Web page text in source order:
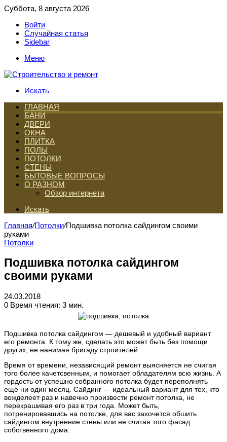
Суббота, 8 августа 2026
Войти
Случайная статья
Sidebar
Меню
Искать
ГЛАВНАЯ
БАНИ
ДВЕРИ
ОКНА
ПЛИТКА
ПОЛЫ
ПОТОЛКИ
СТЕНЫ
БЫТОВЫЕ ВОПРОСЫ
О РАЗНОМ
Обзор интернета
Искать
Главная/Потолки/Подшивка потолка сайдингом своими
руками
Потолки
Подшивка потолка сайдингом
своими руками
24.03.2018
0 Время чтения: 3 мин.
Подшивка потолка сайдингом — дешевый и удобный вариант
его ремонта. К тому же, сделать это может быть без помощи
других, не нанимая бригаду строителей.
Время от времени, независящий ремонт выясняется не считая
того более качетсвенным, и помогает обладателям всю жизнь. А
гордость от успешно собранного потолка будет переполнять
еще ни один месяц. Сайдинг — идеальный вариант для тех, кто
вожделеет раз и навечно произвести ремонт потолка, не
перекрашивая его раз в три года. Может быть,
потренировавшись на потолке, для вас захочется обшить
сайдингом внутренние стены или не считая того фасад
собственного дома.